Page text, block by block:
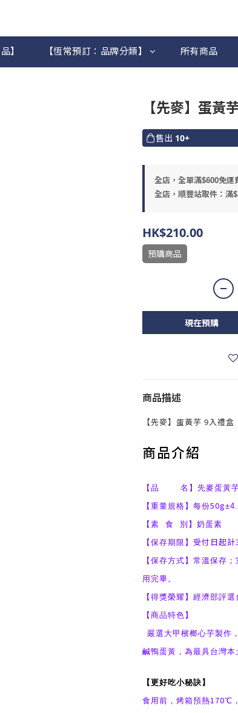
】 【恆常預訂：品牌分類】 所有商品
【先麥】蛋黃
售出 10+
全店，全單滿$600免運
全店，順豐站取件：滿
HK$210.00
預購商品
現在預購
商品描述
【先麥】蛋黃芋 9入禮盒
商品介紹
【品 名】先麥蛋黃
【重量規格】每份50g±
【素 食 別】奶蛋素
【保存期限】 受付日起計
【保存方式】常溫保存
用完畢。
【得獎榮耀】經濟部評選
【商品特色】
嚴選大甲檳榔心芋製作，
鹹鴨蛋黃，為最具台灣本
【更好吃小秘訣】
食用前，烤箱預熱170℃